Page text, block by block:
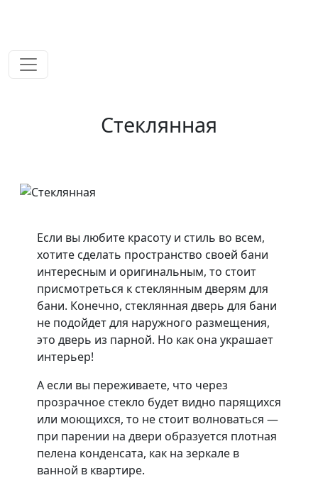
Стеклянная
Если вы любите красоту и стиль во всем,
хотите сделать пространство своей бани
интересным и оригинальным, то стоит
присмотреться к стеклянным дверям для
бани. Конечно, стеклянная дверь для бани
не подойдет для наружного размещения,
это дверь из парной. Но как она украшает
интерьер!
А если вы переживаете, что через
прозрачное стекло будет видно парящихся
или моющихся, то не стоит волноваться —
при парении на двери образуется плотная
пелена конденсата, как на зеркале в
ванной в квартире.